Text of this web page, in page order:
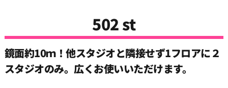
502 st
鏡面約10ｍ！他スタジオと隣接せず1フロアに２
スタジオのみ。広くお使いいただけます。